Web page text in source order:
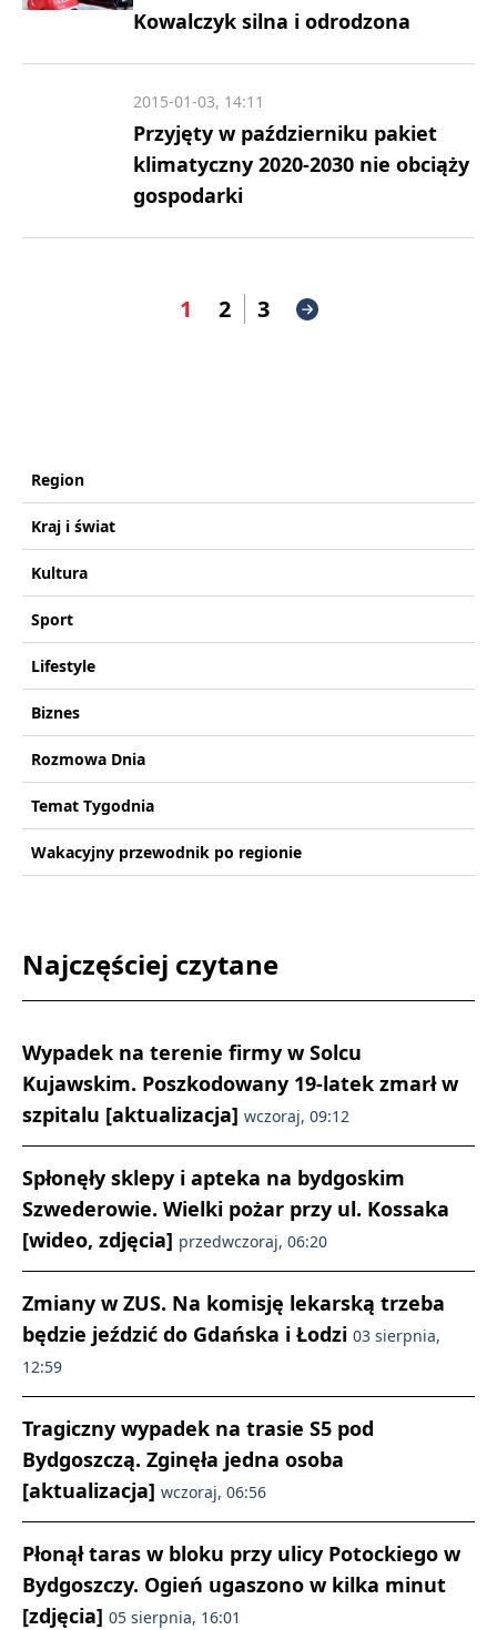
Kowalczyk silna i odrodzona
Przyjęty w październiku pakiet
klimatyczny 2020-2030 nie obciąży
gospodarki
2015-01-03, 14:11
1 2 3
Region
Kraj i świat
Kultura
Sport
Lifestyle
Biznes
Rozmowa Dnia
Temat Tygodnia
Wakacyjny przewodnik po regionie
Najczęściej czytane
Wypadek na terenie firmy w Solcu
Kujawskim. Poszkodowany 19-latek zmarł w
szpitalu [aktualizacja] wczoraj, 09:12
Spłonęły sklepy i apteka na bydgoskim
Szwederowie. Wielki pożar przy ul. Kossaka
[wideo, zdjęcia] przedwczoraj, 06:20
Zmiany w ZUS. Na komisję lekarską trzeba
będzie jeździć do Gdańska i Łodzi 03 sierpnia,
12:59
Tragiczny wypadek na trasie S5 pod
Bydgoszczą. Zginęła jedna osoba
[aktualizacja] wczoraj, 06:56
Płonął taras w bloku przy ulicy Potockiego w
Bydgoszczy. Ogień ugaszono w kilka minut
[zdjęcia] 05 sierpnia, 16:01